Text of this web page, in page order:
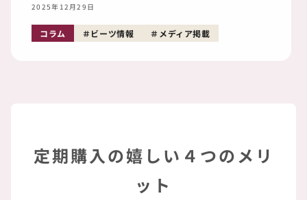
2025年12月29日
コラム ビーツ情報 メディア掲載
定期購入の嬉しい４つのメリ
ット